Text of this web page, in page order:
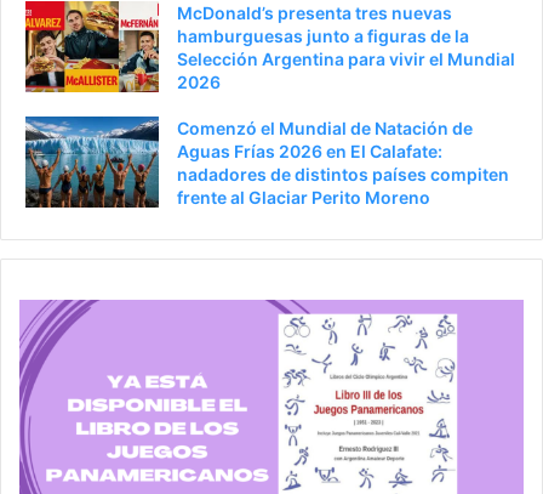
McDonald’s presenta tres nuevas
hamburguesas junto a figuras de la
Selección Argentina para vivir el Mundial
2026
Comenzó el Mundial de Natación de
Aguas Frías 2026 en El Calafate:
nadadores de distintos países compiten
frente al Glaciar Perito Moreno